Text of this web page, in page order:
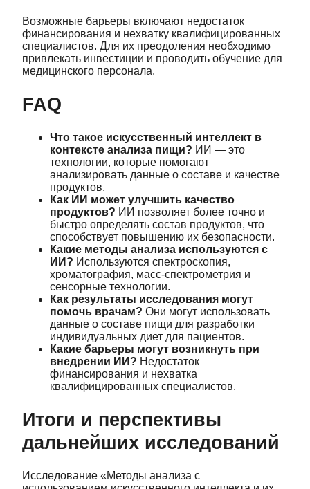
Возможные барьеры включают недостаток
финансирования и нехватку квалифицированных
специалистов. Для их преодоления необходимо
привлекать инвестиции и проводить обучение для
медицинского персонала.
FAQ
Что такое искусственный интеллект в
контексте анализа пищи? ИИ — это
технологии, которые помогают
анализировать данные о составе и качестве
продуктов.
Как ИИ может улучшить качество
продуктов? ИИ позволяет более точно и
быстро определять состав продуктов, что
способствует повышению их безопасности.
Какие методы анализа используются с
ИИ? Используются спектроскопия,
хроматография, масс-спектрометрия и
сенсорные технологии.
Как результаты исследования могут
помочь врачам? Они могут использовать
данные о составе пищи для разработки
индивидуальных диет для пациентов.
Какие барьеры могут возникнуть при
внедрении ИИ? Недостаток
финансирования и нехватка
квалифицированных специалистов.
Итоги и перспективы
дальнейших исследований
Исследование «Методы анализа с